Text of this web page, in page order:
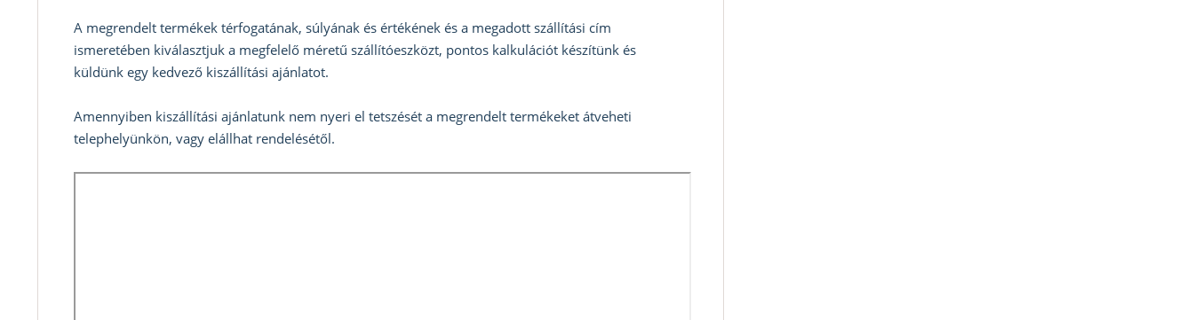
A megrendelt termékek térfogatának, súlyának és értékének és a megadott szállítási cím
ismeretében kiválasztjuk a megfelelő méretű szállítóeszközt, pontos kalkulációt készítünk és
küldünk egy kedvező kiszállítási ajánlatot.
Amennyiben kiszállítási ajánlatunk nem nyeri el tetszését a megrendelt termékeket átveheti
telephelyünkön, vagy elállhat rendelésétől.